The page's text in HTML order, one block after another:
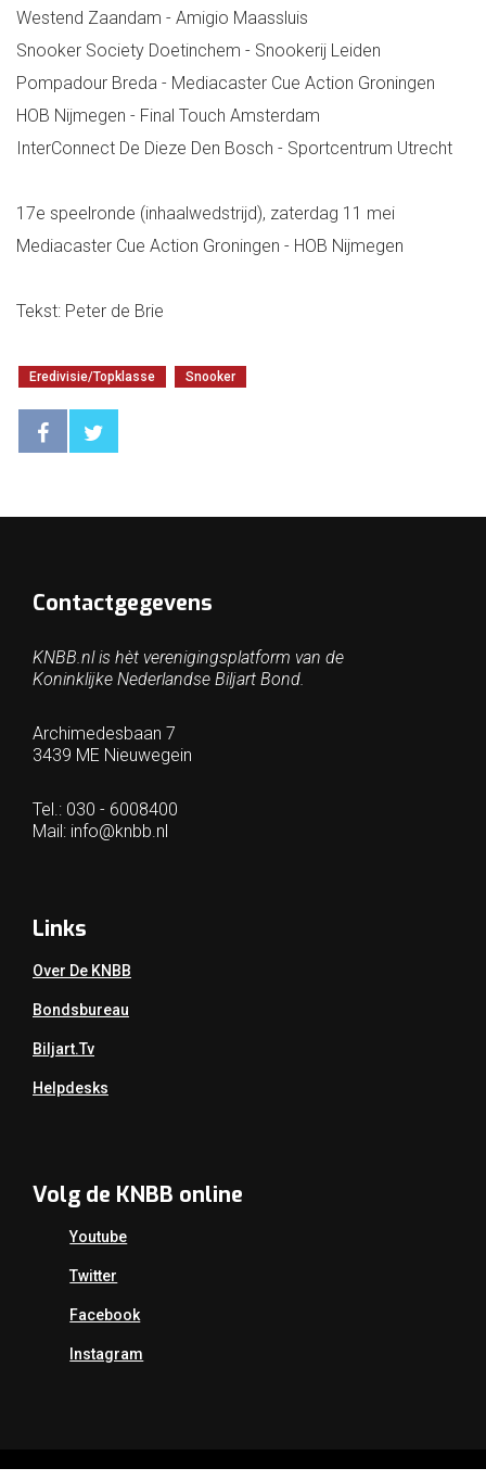
Westend Zaandam - Amigio Maassluis
Snooker Society Doetinchem - Snookerij Leiden
Pompadour Breda - Mediacaster Cue Action Groningen
HOB Nijmegen - Final Touch Amsterdam
InterConnect De Dieze Den Bosch - Sportcentrum Utrecht
17e speelronde (inhaalwedstrijd), zaterdag 11 mei
Mediacaster Cue Action Groningen - HOB Nijmegen
Tekst: Peter de Brie
Eredivisie/Topklasse Snooker
Contactgegevens
KNBB.nl is hèt verenigingsplatform van de
Koninklijke Nederlandse Biljart Bond.
Archimedesbaan 7
3439 ME Nieuwegein
Tel.: 030 - 6008400
Mail: info@knbb.nl
Links
Over De KNBB
Bondsbureau
Biljart.tv
Helpdesks
Volg de KNBB online
Youtube
Twitter
Facebook
Instagram